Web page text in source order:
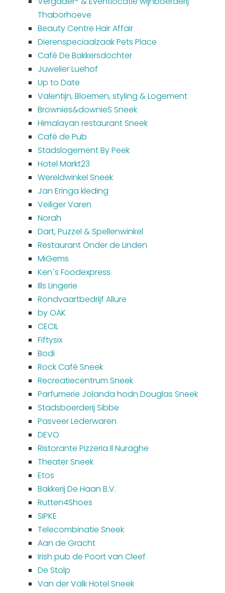
Thaborhoeve
Beauty Centre Hair Affair
Dierenspeciaalzaak Pets Place
Café De Bakkersdochter
Juwelier Luehof
Up to Date
Valentijn, Bloemen, styling & Logement
Brownies&downieS Sneek
Himalayan restaurant Sneek
Café de Pub
Stadslogement By Peek
Hotel Markt23
Wereldwinkel Sneek
Jan Eringa kleding
Veiliger Varen
Norah
Dart, Puzzel & Spellenwinkel
Restaurant Onder de Linden
MiGems
Ken`s Foodexpress
Ills Lingerie
Rondvaartbedrijf Allure
by OAK
CECIL
Fiftysix
Bodi
Rock Café Sneek
Recreatiecentrum Sneek
Parfumerie Jolanda hodn Douglas Sneek
Stadsboerderij Sibbe
Pasveer Lederwaren
DEVO
Ristorante Pizzeria Il Nuraghe
Theater Sneek
Etos
Bakkerij De Haan B.V.
Rutten4Shoes
SIPKE
Telecombinatie Sneek
Aan de Gracht
Irish pub de Poort van Cleef
De Stolp
Van der Valk Hotel Sneek